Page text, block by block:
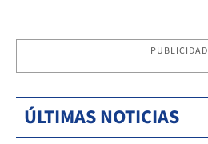
PUBLICIDAD
ÚLTIMAS NOTICIAS